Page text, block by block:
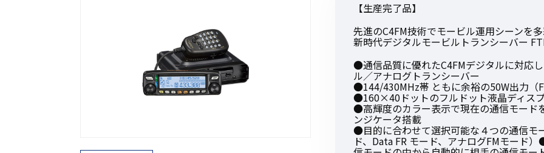
オーダーコール
オーダーコール
その他アクセサリー
初めてご利用の方
【生産完了品】
先進のC4FM技術でモービル運用シーンを
新時代デジタルモービルトランシーバー
●通信品質に優れたC4FMデジタルに対応
ル／アナログトランシーバー
●144/430MHz帯 ともに余裕の50W出力（
●160×40ドットのフルドット液晶ディス
●高輝度のカラー表示で現在の通信モード
ンジケータ搭載
●目的に合わせて選択可能な４つの通信モ
ド、Data FR モード、アナログFMモード